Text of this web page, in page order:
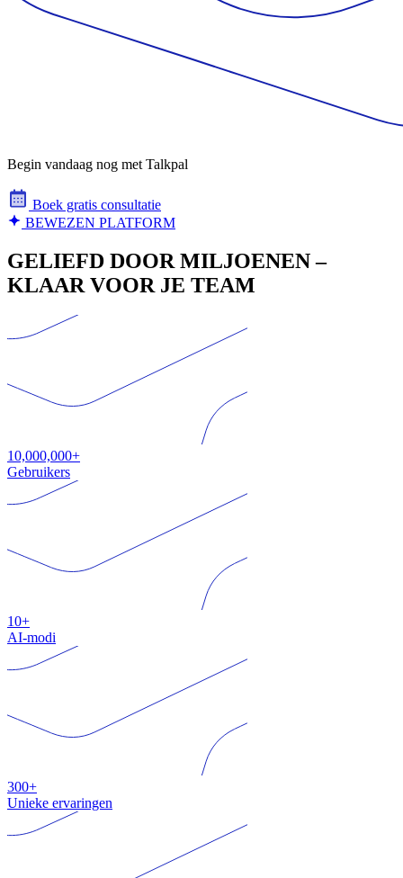
Begin vandaag nog met Talkpal
Boek gratis consultatie
BEWEZEN PLATFORM
GELIEFD DOOR MILJOENEN –
KLAAR VOOR JE TEAM
10,000,000+
Gebruikers
10+
AI-modi
300+
Unieke ervaringen